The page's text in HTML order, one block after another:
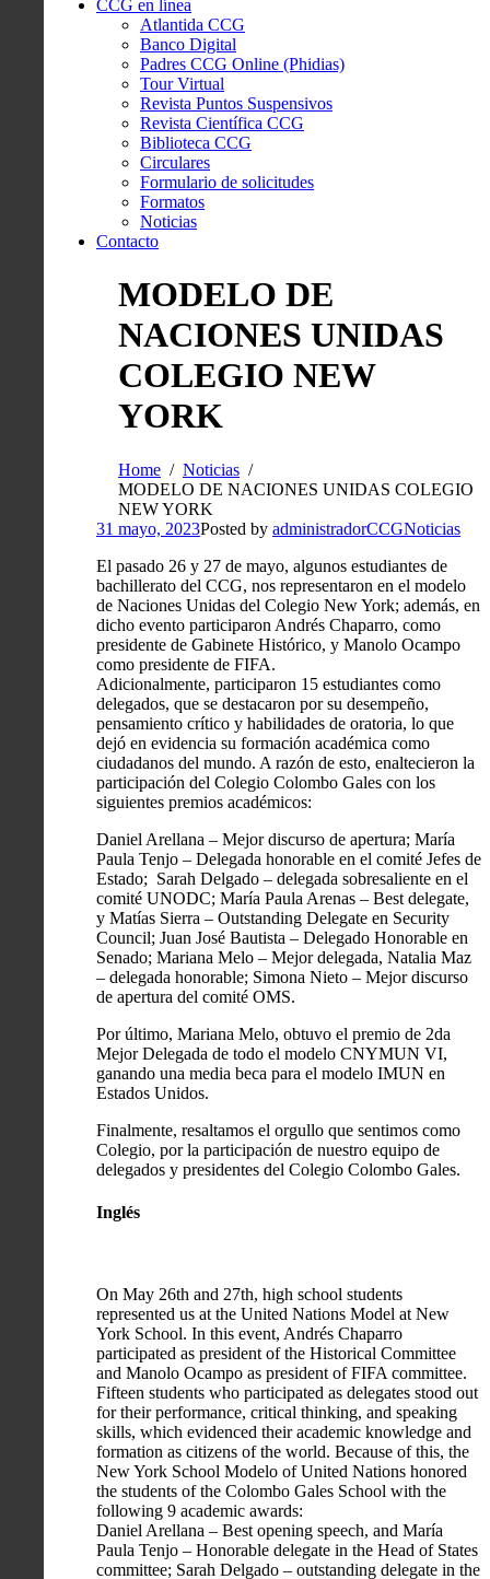
CCG en línea
Atlantida CCG
Banco Digital
Padres CCG Online (Phidias)
Tour Virtual
Revista Puntos Suspensivos
Revista Científica CCG
Biblioteca CCG
Circulares
Formulario de solicitudes
Formatos
Noticias
Contacto
MODELO DE
NACIONES UNIDAS
COLEGIO NEW
YORK
Home
Noticias
MODELO DE NACIONES UNIDAS COLEGIO
NEW YORK
31 mayo, 2023Posted by administradorCCGNoticias
El pasado 26 y 27 de mayo, algunos estudiantes de
bachillerato del CCG, nos representaron en el modelo
de Naciones Unidas del Colegio New York; además, en
dicho evento participaron Andrés Chaparro, como
presidente de Gabinete Histórico, y Manolo Ocampo
como presidente de FIFA.
Adicionalmente, participaron 15 estudiantes como
delegados, que se destacaron por su desempeño,
pensamiento crítico y habilidades de oratoria, lo que
dejó en evidencia su formación académica como
ciudadanos del mundo. A razón de esto, enaltecieron la
participación del Colegio Colombo Gales con los
siguientes premios académicos:
Daniel Arellana – Mejor discurso de apertura; María
Paula Tenjo – Delegada honorable en el comité Jefes de
Estado; Sarah Delgado – delegada sobresaliente en el
comité UNODC; María Paula Arenas – Best delegate,
y Matías Sierra – Outstanding Delegate en Security
Council; Juan José Bautista – Delegado Honorable en
Senado; Mariana Melo – Mejor delegada, Natalia Maz
– delegada honorable; Simona Nieto – Mejor discurso
de apertura del comité OMS.
Por último, Mariana Melo, obtuvo el premio de 2da
Mejor Delegada de todo el modelo CNYMUN VI,
ganando una media beca para el modelo IMUN en
Estados Unidos.
Finalmente, resaltamos el orgullo que sentimos como
Colegio, por la participación de nuestro equipo de
delegados y presidentes del Colegio Colombo Gales.
Inglés
On May 26th and 27th, high school students
represented us at the United Nations Model at New
York School. In this event, Andrés Chaparro
participated as president of the Historical Committee
and Manolo Ocampo as president of FIFA committee.
Fifteen students who participated as delegates stood out
for their performance, critical thinking, and speaking
skills, which evidenced their academic knowledge and
formation as citizens of the world. Because of this, the
New York School Modelo of United Nations honored
the students of the Colombo Gales School with the
following 9 academic awards:
Daniel Arellana – Best opening speech, and María
Paula Tenjo – Honorable delegate in the Head of States
committee; Sarah Delgado – outstanding delegate in the